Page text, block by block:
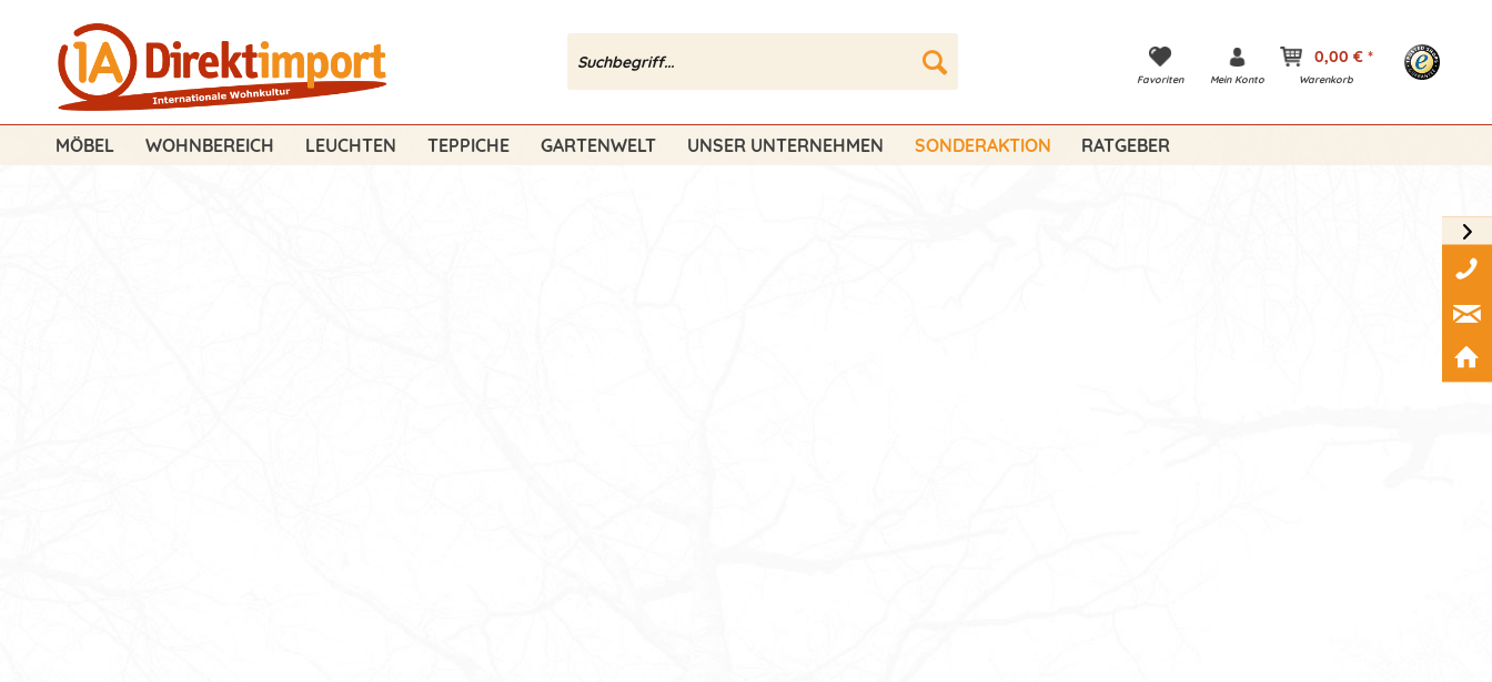
Favoriten Mein Konto
0,00 € *
Warenkorb
MÖBEL WOHNBEREICH LEUCHTEN TEPPICHE GARTENWELT UNSER UNTERNEHMEN SONDERAKTION RATGEBER